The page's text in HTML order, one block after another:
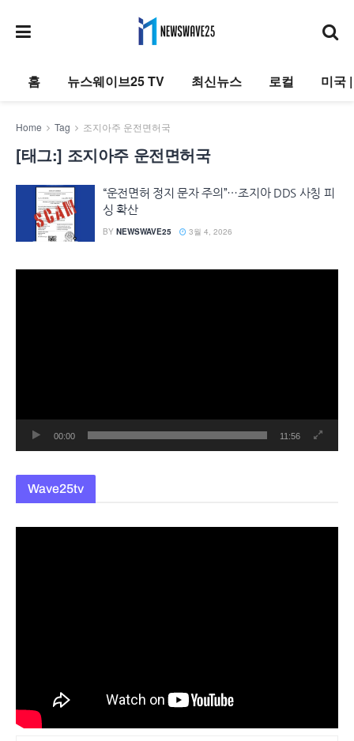
홈 뉴스웨이브25 TV 최신뉴스 로컬 미국
Home Tag 조지아주 운전면허국
[태그:] 조지아주 운전면허국
“운전면허 정지 문자 주의”…조지아 DDS 사칭 피
싱 확산
BY NEWSWAVE25 3월 4, 2026
00:00 11:56
Wave25tv